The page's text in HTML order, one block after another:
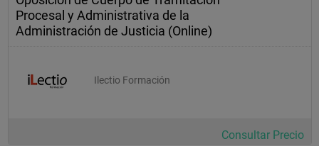
Procesal y Administrativa de la
Administración de Justicia (Online)
Ilectio Formación
Consultar Precio